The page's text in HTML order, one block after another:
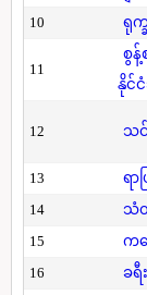
10
ရုက္
11
စွန့်
နိုင်
12 သင်
13
ရ
14
သံတူ
15
က
16
ခ